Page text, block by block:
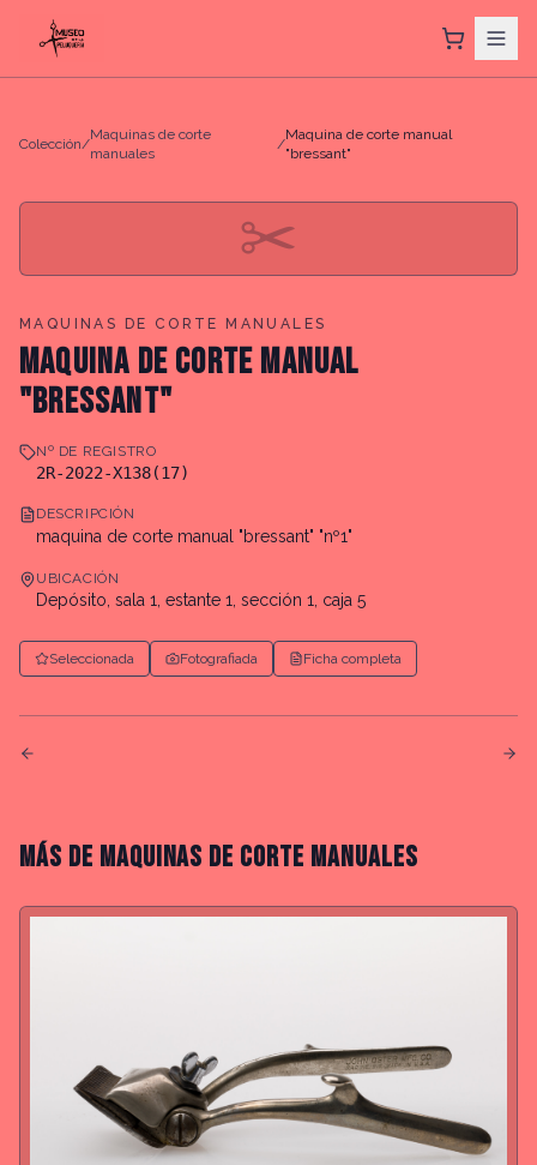
Colección/
Maquinas de corte
manuales
/
Maquina de corte manual
"bressant"
✂
MAQUINAS DE CORTE MANUALES
MAQUINA DE CORTE MANUAL
"BRESSANT"
Nº DE REGISTRO
2R-2022-X138(17)
DESCRIPCIÓN
maquina de corte manual "bressant" "nº1"
UBICACIÓN
Depósito, sala 1, estante 1, sección 1, caja 5
Seleccionada Fotografiada Ficha completa
MÁS DE MAQUINAS DE CORTE MANUALES